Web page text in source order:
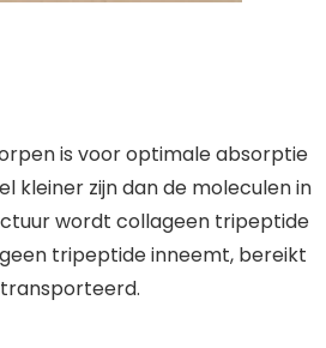
is voor optimale absorptie
kleiner zijn dan de moleculen in
wordt collageen tripeptide
tripeptide inneemt, bereikt